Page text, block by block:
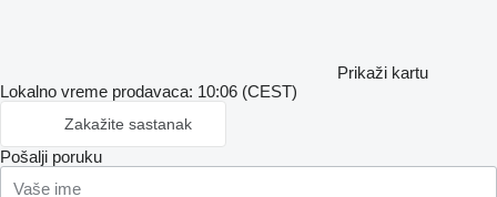
Prikaži kartu
Lokalno vreme prodavaca: 10:06 (CEST)
Zakažite sastanak
Pošalji poruku